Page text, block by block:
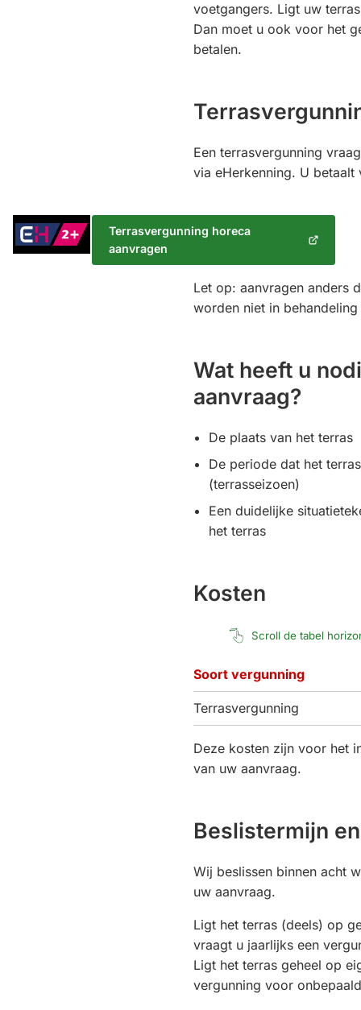
voetgangers. Ligt uw
Dan moet u ook voor het
betalen.
Een terrasvergunning
via eHerkenning. U
Inloggen
met
Terrasvergunning horeca
aanvragen
(Verwijst
naar
Let op: aanvragen anders
worden niet in
Wat heeft u
aanvraag?
De plaats van het terras
De periode dat het
(terrasseizoen)
Een duidelijke
het terras
Kosten
Scroll de tabel
Soort vergunning
Terrasvergunning
Deze kosten zijn voor het
van uw aanvraag.
Beslistermijn
Wij beslissen binnen acht
uw aanvraag.
Ligt het terras (deels) op
vraagt u jaarlijks een
Ligt het terras geheel op
vergunning voor